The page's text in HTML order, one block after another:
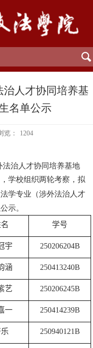
治人才协同培养基
名单公示
览： 1204
法治人才协同培养基地
学校组织两轮考察，拟
学专业（涉外法治人才
示。
学号
宇 250206204B
涵 250413240B
艺 250206245B
一 250414239B
250940121B